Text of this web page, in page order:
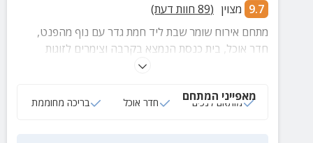
9.7 מצוין (
89 חוות דעת)
מתחם אירוח שומר שבת ליד חמת גדר עם נוף מהפנט,
חדר אוכל, בית כנסת הנמצא בקרבה וצימרים לזוגות
מאפייני המתחם
מותאם לנכים חדר אוכל בריכה מחוממת